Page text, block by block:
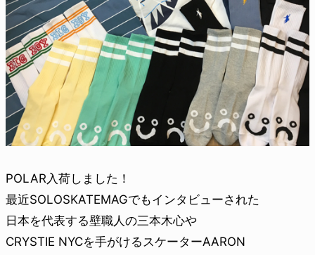
POLAR入荷しました！
最近SOLOSKATEMAGでもインタビューされた
日本を代表する壁職人の三本木心や
CRYSTIE NYCを手がけるスケーターAARON